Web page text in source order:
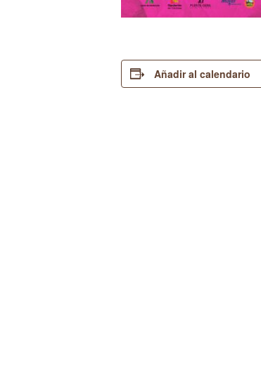
Añadir al calendario